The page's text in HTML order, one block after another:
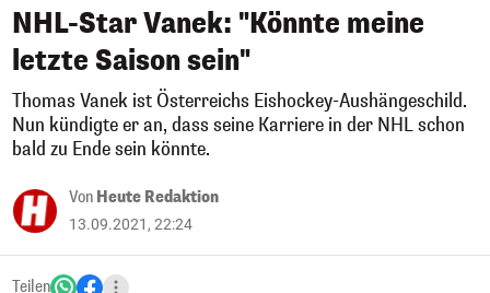
NHL-Star Vanek: "Könnte meine
letzte Saison sein"
Thomas Vanek ist Österreichs Eishockey-Aushängeschild.
Nun kündigte er an, dass seine Karriere in der NHL schon
bald zu Ende sein könnte.
Von Heute Redaktion
13.09.2021, 22:24
Teilen